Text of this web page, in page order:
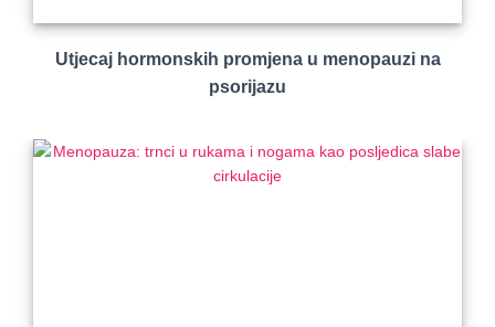
Utjecaj hormonskih promjena u menopauzi na
psorijazu